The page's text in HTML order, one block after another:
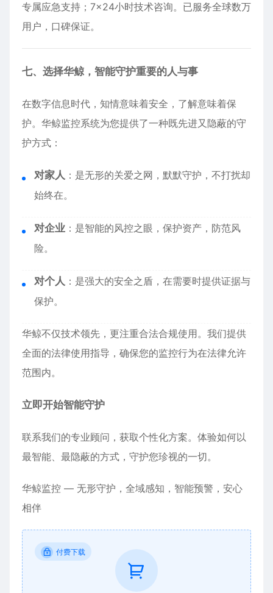
专属应急支持；7×24小时技术咨询。已服务全球数万
用户，口碑保证。
七、选择华鲸，智能守护重要的人与事
在数字信息时代，知情意味着安全，了解意味着保
护。华鲸监控系统为您提供了一种既先进又隐蔽的守
护方式：
对家人 ：是无形的关爱之网，默默守护，不打扰却
始终在。
对企业 ：是智能的风控之眼，保护资产，防范风
险。
对个人 ：是强大的安全之盾，在需要时提供证据与
保护。
华鲸不仅技术领先，更注重合法合规使用。我们提供
全面的法律使用指导，确保您的监控行为在法律允许
范围内。
立即开始智能守护
联系我们的专业顾问，获取个性化方案。体验如何以
最智能、最隐蔽的方式，守护您珍视的一切。
华鲸监控 — 无形守护，全域感知，智能预警，安心
相伴
付费下载